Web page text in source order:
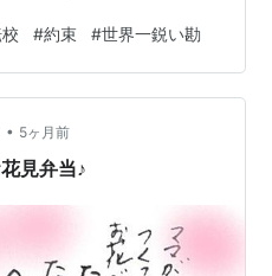
問いただきありがとうご
願いいたします。
#約束 #世界一鋭い勘
• 5ヶ月前
見弁当♪